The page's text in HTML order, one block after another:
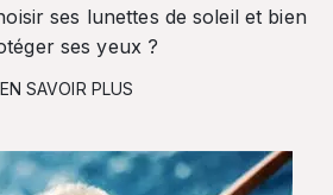
ses lunettes de soleil et bien
ses yeux ?
EN SAVOIR PLUS